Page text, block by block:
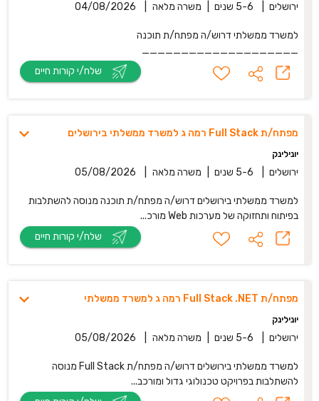
ירושלים 5-6 שנים משרה מלאה 04/08/2026
למשרד ממשלתי דרוש/ה מפתח/ת תוכנה
____________________
מפתח/ת Full Stack רמה ג למשרד ממשלתי בירושלים
יונילינק
ירושלים 5-6 שנים משרה מלאה 05/08/2026
למשרד ממשלתי בירושלים דרוש/ה מפתח/ת תוכנה מנוסה להשתלבות
בפיתוח ותחזוקה של מערכות Web מורכ...
מפתח/ת Full Stack .NET רמה ג למשרד ממשלתי
יונילינק
ירושלים 5-6 שנים משרה מלאה 05/08/2026
למשרד ממשלתי בירושלים דרוש/ה מפתח/ת Full Stack מנוסה
להשתלבות בפרויקט טכנולוגי גדול ומורכב...